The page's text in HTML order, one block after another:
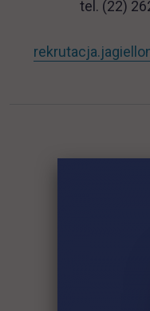
tel. (22)